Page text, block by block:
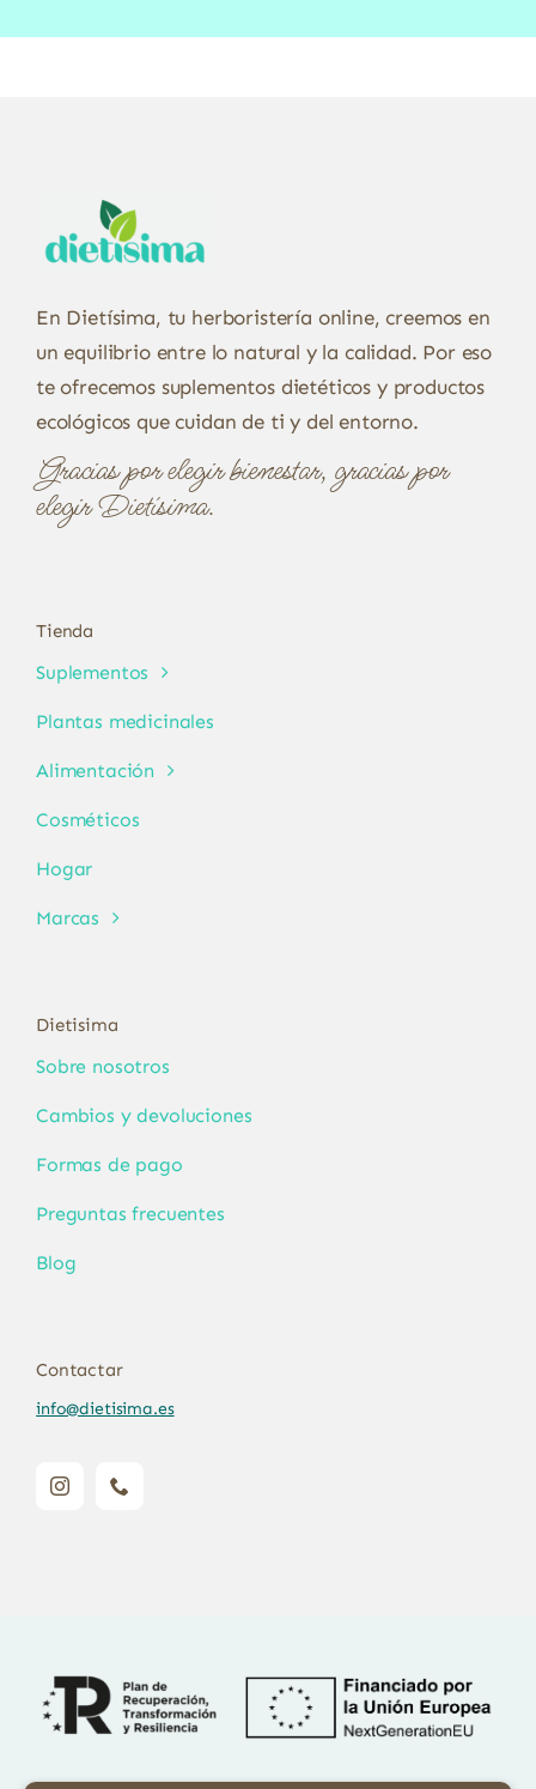
En Dietísima, tu herboristería online, creemos en
un equilibrio entre lo natural y la calidad. Por eso
te ofrecemos suplementos dietéticos y productos
ecológicos que cuidan de ti y del entorno.
Gracias por elegir bienestar, gracias por
elegir Dietísima.
Tienda
Suplementos
Plantas medicinales
Alimentación
Cosméticos
Hogar
Marcas
Dietisima
Sobre nosotros
Cambios y devoluciones
Formas de pago
Preguntas frecuentes
Blog
Contactar
info@dietisima.es